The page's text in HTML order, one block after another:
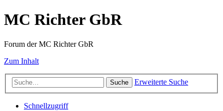
MC Richter GbR
Forum der MC Richter GbR
Zum Inhalt
Suche Erweiterte Suche
Schnellzugriff